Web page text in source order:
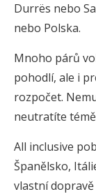
Durrës nebo
nebo Polska.
Mnoho párů
pohodlí, ale i
rozpočet.
neutratíte
All inclusive
Španělsko,
vlastní